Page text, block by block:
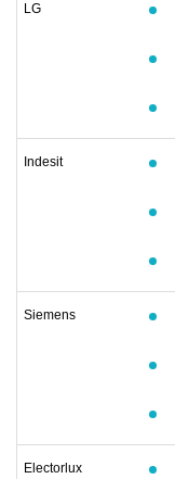
LG
Indesit
Siemens
Electorlux